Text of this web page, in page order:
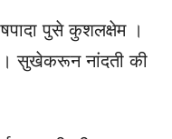
पुसे कुशलक्षेम ।
। सुखेकरून नांदती की